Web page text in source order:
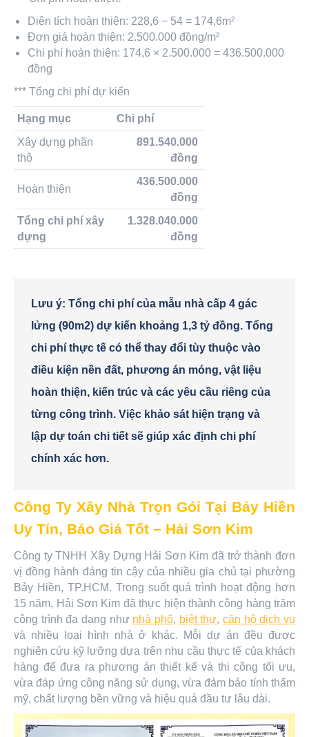
Diện tích hoàn thiện: 228,6 − 54 = 174,6m²
Đơn giá hoàn thiện: 2.500.000 đồng/m²
Chi phí hoàn thiện: 174,6 × 2.500.000 = 436.500.000
đồng
*** Tổng chi phí dự kiến
Hạng mục
Chi phí
Xây dựng phần
thô
891.540.000
đồng
Hoàn thiện
436.500.000
đồng
Tổng chi phí xây
dựng
1.328.040.000
đồng
Lưu ý: Tổng chi phí của mẫu nhà cấp 4 gác
lửng (90m2) dự kiến khoảng 1,3 tỷ đồng. Tổng
chi phí thực tế có thể thay đổi tùy thuộc vào
điều kiện nền đất, phương án móng, vật liệu
hoàn thiện, kiến trúc và các yêu cầu riêng của
từng công trình. Việc khảo sát hiện trạng và
lập dự toán chi tiết sẽ giúp xác định chi phí
chính xác hơn.
Công Ty Xây Nhà Trọn Gói Tại Bảy Hiền
Uy Tín, Báo Giá Tốt – Hải Sơn Kim
Công ty TNHH Xây Dựng Hải Sơn Kim đã trở thành đơn
vị đồng hành đáng tin cậy của nhiều gia chủ tại phường
Bảy Hiền, TP.HCM. Trong suốt quá trình hoạt động hơn
15 năm, Hải Sơn Kim đã thực hiện thành công hàng trăm
công trình đa dạng như nhà phố, biệt thự,căn hộ dịch vụ
và nhiều loại hình nhà ở khác. Mỗi dự án đều được
nghiên cứu kỹ lưỡng dựa trên nhu cầu thực tế của khách
hàng để đưa ra phương án thiết kế và thi công tối ưu,
vừa đáp ứng công năng sử dụng, vừa đảm bảo tính thẩm
mỹ, chất lượng bền vững và hiệu quả đầu tư lâu dài.